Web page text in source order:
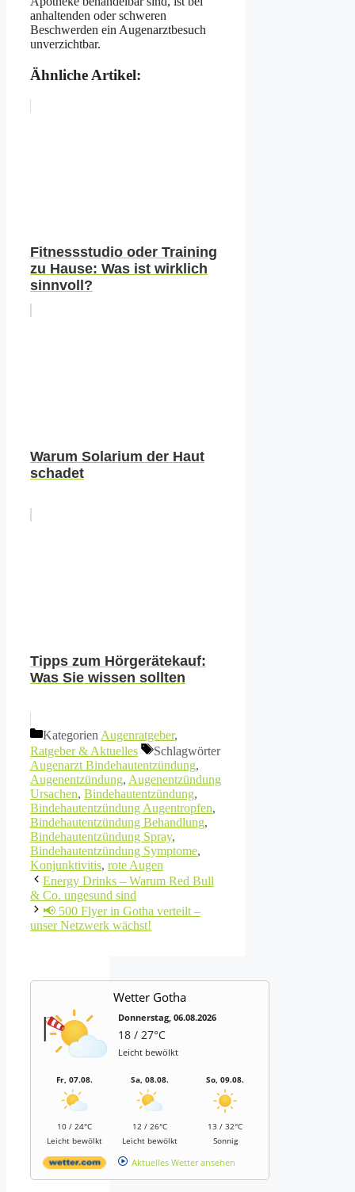
anhaltenden oder schweren
Beschwerden ein Augenarztbesuch
unverzichtbar.
Ähnliche Artikel:
Fitnessstudio oder Training
zu Hause: Was ist wirklich
sinnvoll?
Warum Solarium der Haut
schadet
Tipps zum Hörgerätekauf:
Was Sie wissen sollten
Kategorien Augenratgeber,
Ratgeber & Aktuelles
Schlagwörter
Augenarzt Bindehautentzündung,
Augenentzündung, Augenentzündung
Ursachen, Bindehautentzündung,
Bindehautentzündung Augentropfen,
Bindehautentzündung Behandlung,
Bindehautentzündung Spray,
Bindehautentzündung Symptome,
Konjunktivitis, rote Augen
Energy Drinks – Warum Red Bull
& Co. ungesund sind
📢 500 Flyer in Gotha verteilt –
unser Netzwerk wächst!
Wetter Gotha
Donnerstag, 06.08.2026
18 / 27°C
Leicht bewölkt
Fr, 07.08.
10 / 24°C
Leicht bewölkt
Sa, 08.08.
12 / 26°C
Leicht bewölkt
So, 09.08.
13 / 32°C
Sonnig
Aktuelles Wetter ansehen